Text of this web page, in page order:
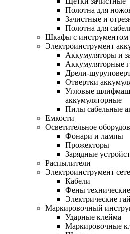
Полотна для
Зачистные и
Полотна для
Шкафы с инструментом
Электроинструмент
Аккумуляторы и
Аккумуляторные
Дрели-
Отвертки
Угловые
аккумуляторные
Пилы сабельные
Емкости
Осветительное
Фонари и лампы
Прожекторы
Зарядные
Распылители
Электроинструмент
Кабели
Фены технические
Электрические
Маркировочный
Ударные клейма
Маркировочные